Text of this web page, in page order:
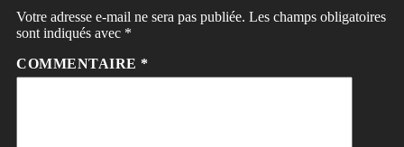
Votre adresse e-mail ne sera pas publiée. Les champs obligatoires
sont indiqués avec *
COMMENTAIRE *